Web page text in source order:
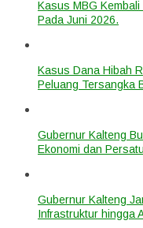
Kasus MBG
Pada Juni 2026.
Kasus Dana Hibah
Peluang Tersangka
Gubernur Kalteng
Ekonomi dan
Gubernur Kalteng
Infrastruktur hingga